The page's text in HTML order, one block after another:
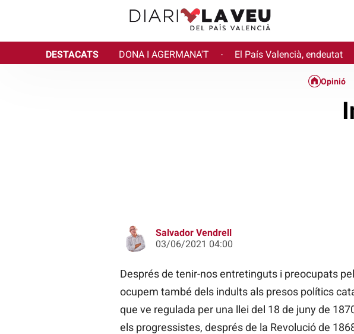
DESTACATS DONA I AGERMANA'T · El País Valencià, endeutat
Opinió
Salvador Vendrell
03/06/2021 04:00
Després de tenir-nos entretinguts i preocupats
ocupem també dels indults als presos polítics
que ve regulada per una llei del 18 de juny de
els progressistes, després de la Revolució de